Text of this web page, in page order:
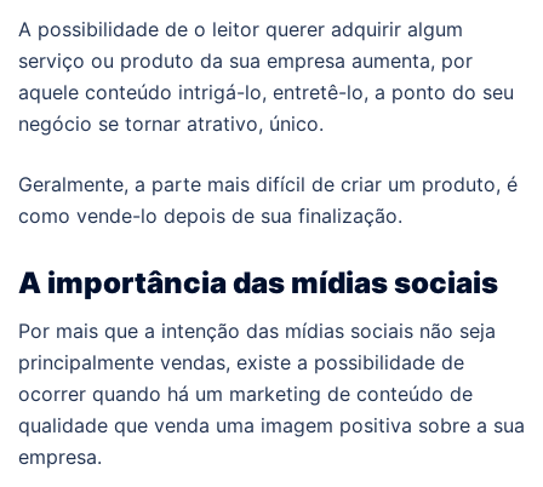
A possibilidade de o leitor querer adquirir algum
serviço ou produto da sua empresa aumenta, por
aquele conteúdo intrigá-lo, entretê-lo, a ponto do seu
negócio se tornar atrativo, único.
Geralmente, a parte mais difícil de criar um produto, é
como vende-lo depois de sua finalização.
A importância das mídias sociais
Por mais que a intenção das mídias sociais não seja
principalmente vendas, existe a possibilidade de
ocorrer quando há um marketing de conteúdo de
qualidade que venda uma imagem positiva sobre a sua
empresa.